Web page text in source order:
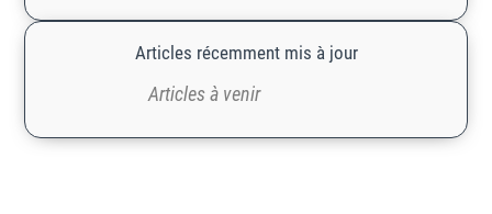
Articles récemment mis à jour
Articles à venir